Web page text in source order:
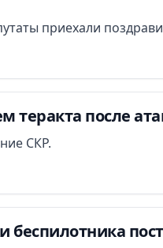
приехали
теракта после
СКР.
беспилотника